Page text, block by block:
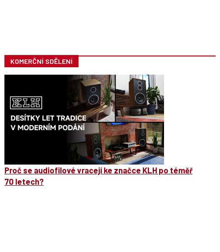
KOMERČNÍ SDĚLENÍ
Proč se audiofilové vracejí ke značce KLH po téměř
70 letech?